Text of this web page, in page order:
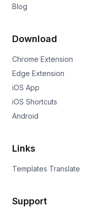
Blog
Download
Chrome Extension
Edge Extension
iOS App
iOS Shortcuts
Android
Links
Templates Translate
Support